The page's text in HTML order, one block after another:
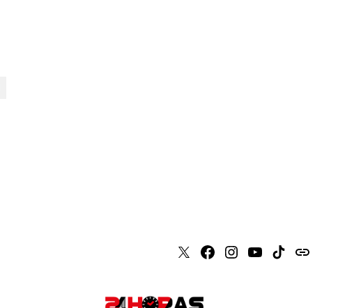
X Faceboook
Instagram
Youtube
Tiktokissuu